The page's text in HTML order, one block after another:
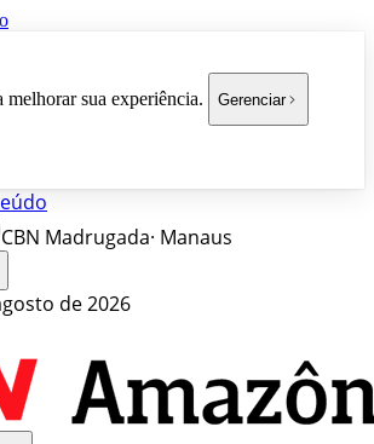
melhorar sua experiência. Gerenciar
CBN Madrugada· Manaus
de 2026